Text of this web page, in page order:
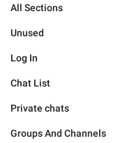
All Sections
Unused
Log In
Chat List
Private chats
Groups And Channels